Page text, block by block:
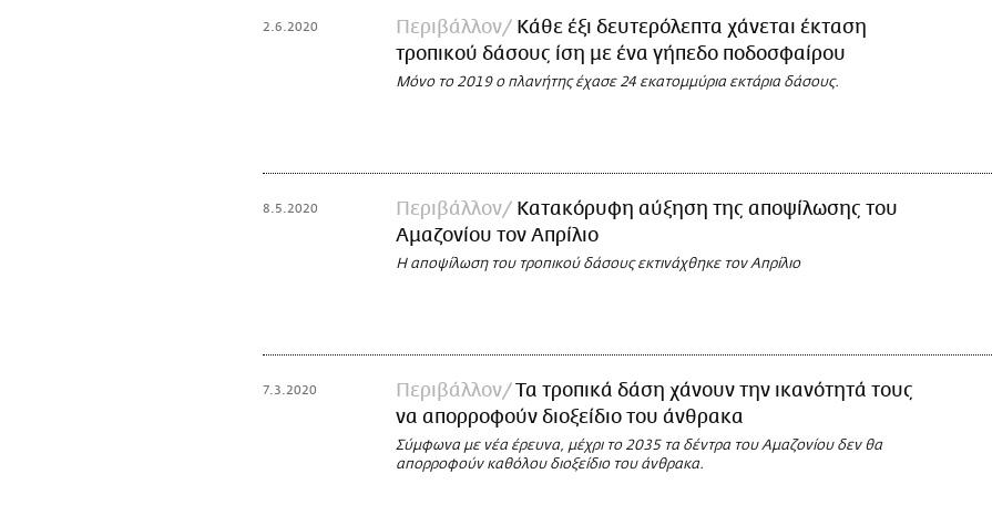
2.6.2020 Περιβάλλον
Κάθε έξι δευτερόλεπτα χάνεται έκταση
τροπικού δάσους ίση με ένα γήπεδο ποδοσφαίρου
Μόνο το 2019 ο πλανήτης έχασε 24 εκατομμύρια εκτάρια δάσους.
8.5.2020 Περιβάλλον
Κατακόρυφη αύξηση της αποψίλωσης του
Αμαζονίου τον Απρίλιο
Η αποψίλωση του τροπικού δάσους εκτινάχθηκε τον Απρίλιο
7.3.2020 Περιβάλλον Τα τροπικά δάση χάνουν την ικανότητά τους
να απορροφούν διοξείδιο του άνθρακα
Σύμφωνα με νέα έρευνα, μέχρι το 2035 τα δέντρα του Αμαζονίου δεν θα
απορροφούν καθόλου διοξείδιο του άνθρακα.